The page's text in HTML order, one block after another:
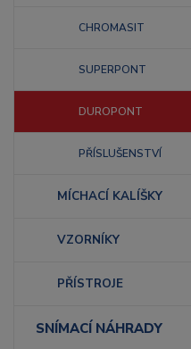
CHROMASIT
SUPERPONT
DUROPONT
PŘÍSLUŠENSTVÍ
MÍCHACÍ KALÍŠKY
VZORNÍKY
PŘÍSTROJE
SNÍMACÍ NÁHRADY